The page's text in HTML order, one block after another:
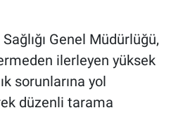
Genel Müdürlüğü,
ilerleyen yüksek
sorunlarına yol
düzenli tarama